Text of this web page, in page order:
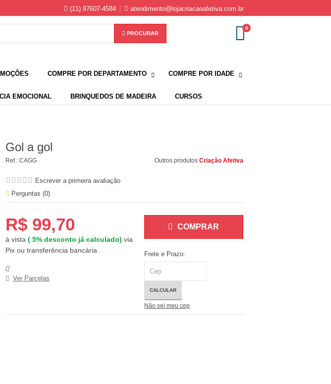
(11) 97607-4584 atendimento@lojacriacaoafetiva.com.br
PROCURAR
0
COMPRE POR DEPARTAMENTO COMPRE POR IDADE
EMOCIONAL BRINQUEDOS DE MADEIRA CURSOS
Gol a gol
Ref.: CAGG Outros produtos Criação Afetiva
Escrever a primeira avaliação
Perguntas (0)
R$ 99,70
à vista ( 5% desconto já calculado) via
Pix ou transferência bancária .
Ver Parcelas
COMPRAR
Frete e Prazo:
CALCULAR
Não sei meu cep